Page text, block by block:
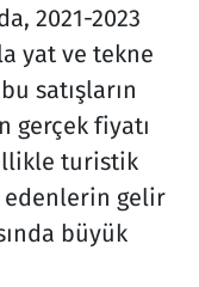
2021-2023
yat ve tekne
satışların
gerçek fiyatı
turistik
edenlerin gelir
büyük